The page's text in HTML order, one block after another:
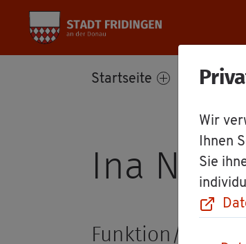
Wir
Ihnen
Sie
Start­sei­te
Ina
Funk­ti­on/Rolle: